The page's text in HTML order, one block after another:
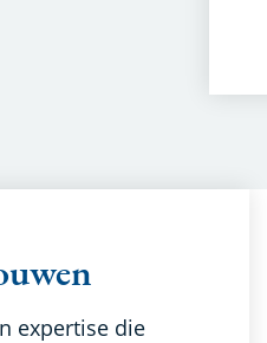
expertise die